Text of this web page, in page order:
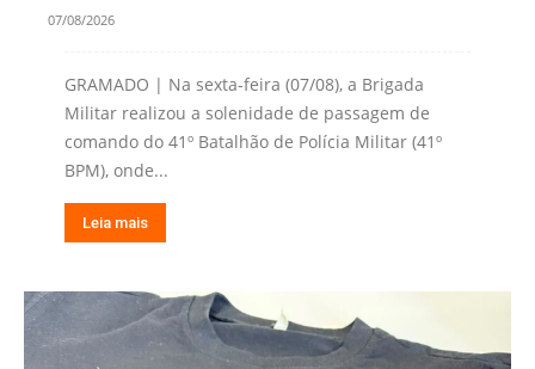
07/08/2026
GRAMADO | Na sexta-feira (07/08), a Brigada
Militar realizou a solenidade de passagem de
comando do 41º Batalhão de Polícia Militar (41º
BPM), onde...
Leia mais